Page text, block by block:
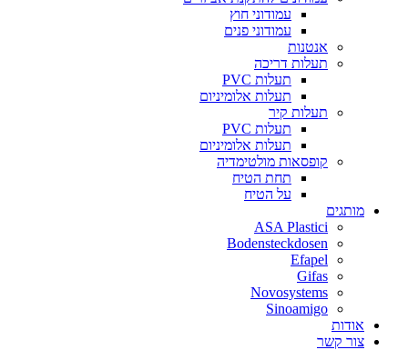
עמודוני חוץ
עמודוני פנים
אנטנות
תעלות דריכה
תעלות PVC
תעלות אלומיניום
תעלות קיר
תעלות PVC
תעלות אלומיניום
קופסאות מולטימדיה
תחת הטיח
על הטיח
מותגים
ASA Plastici
Bodensteckdosen
Efapel
Gifas
Novosystems
Sinoamigo
אודות
צור קשר